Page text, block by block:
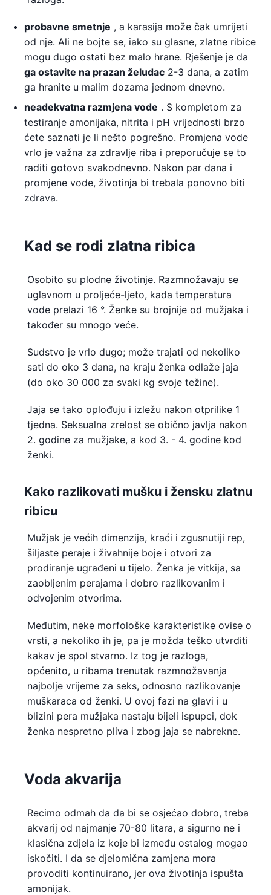
probavne smetnje , a karasija može čak umrijeti
od nje. Ali ne bojte se, iako su glasne, zlatne ribice
mogu dugo ostati bez malo hrane. Rješenje je da
ga ostavite na prazan želudac 2-3 dana, a zatim
ga hranite u malim dozama jednom dnevno.
neadekvatna razmjena vode . S kompletom za
testiranje amonijaka, nitrita i pH vrijednosti brzo
ćete saznati je li nešto pogrešno. Promjena vode
vrlo je važna za zdravlje riba i preporučuje se to
raditi gotovo svakodnevno. Nakon par dana i
promjene vode, životinja bi trebala ponovno biti
zdrava.
Kad se rodi zlatna ribica
Osobito su plodne životinje. Razmnožavaju se
uglavnom u proljeće-ljeto, kada temperatura
vode prelazi 16 °. Ženke su brojnije od mužjaka i
također su mnogo veće.
Sudstvo je vrlo dugo; može trajati od nekoliko
sati do oko 3 dana, na kraju ženka odlaže jaja
(do oko 30 000 za svaki kg svoje težine).
Jaja se tako oplođuju i izležu nakon otprilike 1
tjedna. Seksualna zrelost se obično javlja nakon
2. godine za mužjake, a kod 3. - 4. godine kod
ženki.
Kako razlikovati mušku i žensku zlatnu
ribicu
Mužjak je većih dimenzija, kraći i zgusnutiji rep,
šiljaste peraje i živahnije boje i otvori za
prodiranje ugrađeni u tijelo. Ženka je vitkija, sa
zaobljenim perajama i dobro razlikovanim i
odvojenim otvorima.
Međutim, neke morfološke karakteristike ovise o
vrsti, a nekoliko ih je, pa je možda teško utvrditi
kakav je spol stvarno. Iz tog je razloga,
općenito, u ribama trenutak razmnožavanja
najbolje vrijeme za seks, odnosno razlikovanje
muškaraca od ženki. U ovoj fazi na glavi i u
blizini pera mužjaka nastaju bijeli ispupci, dok
ženka nespretno pliva i zbog jaja se nabrekne.
Voda akvarija
Recimo odmah da da bi se osjećao dobro, treba
akvarij od najmanje 70-80 litara, a sigurno ne i
klasična zdjela iz koje bi između ostalog mogao
iskočiti. I da se djelomična zamjena mora
provoditi kontinuirano, jer ova životinja ispušta
amonijak.